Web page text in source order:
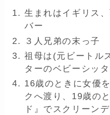
生まれはイギリス
バー
３人兄弟の末っ子
祖母は(元ビートル
ターのベビーシッ
16歳のときに女優
クへ渡り、19歳の
ド』でスクリーン